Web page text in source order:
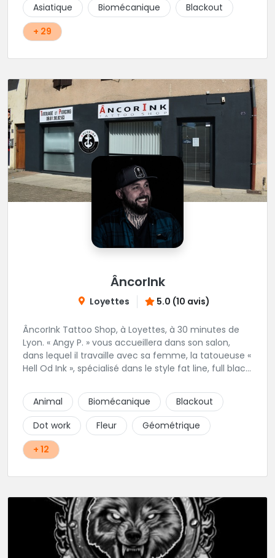
recommandée !
Asiatique
Biomécanique
Blackout
+ 29
ÂncorInk
Loyettes 5.0 (10 avis)
ÂncorInk Tattoo Shop, à Loyettes, à 30 minutes de
Lyon. « Angy P. » vous accueillera dans son salon,
dans lequel il travaille avec sa femme, la tatoueuse «
Hell Od Ink », spécialisé dans le style fat line, full black
notre perceuse, « Piercing by Strega ».
Animal Biomécanique
Blackout
Dot work
Fleur
Géométrique
+ 12